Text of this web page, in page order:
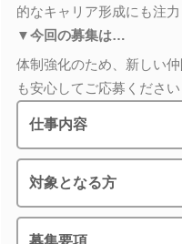
的なキャリア形成にも注力
▼今回の募集は…
体制強化のため、新しい
も安心してご応募ください
仕事内容
対象となる方
募集要項